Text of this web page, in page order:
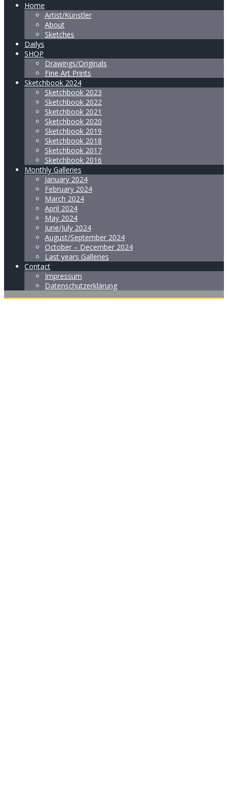
Home
Artist/Künstler
About
Sketches
Dailys
SHOP
Drawings/Originals
Fine Art Prints
Sketchbook 2024
Sketchbook 2023
Sketchbook 2022
Sketchbook 2021
Sketchbook 2020
Sketchbook 2019
Sketchbook 2018
Sketchbook 2017
Sketchbook 2016
Monthly Galleries
January 2024
February 2024
March 2024
April 2024
May 2024
June/July 2024
August/September 2024
October – December 2024
Last years Galleries
Contact
Impressum
Datenschutzerklärung